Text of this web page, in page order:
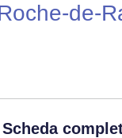
de-
Scheda